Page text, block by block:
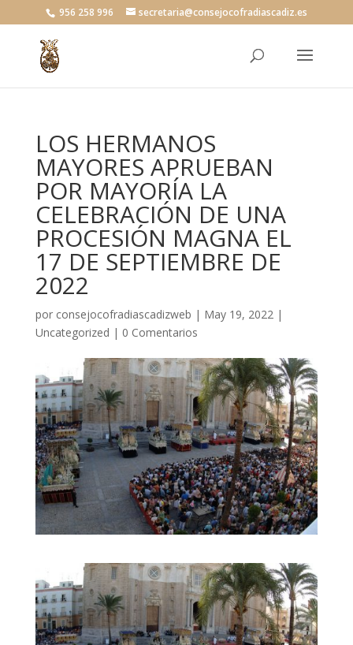
956 258 996 secretaria@consejocofradiascadiz.es
LOS HERMANOS
MAYORES APRUEBAN
POR MAYORÍA LA
CELEBRACIÓN DE UNA
PROCESIÓN MAGNA EL
17 DE SEPTIEMBRE DE
2022
por consejocofradiascadizweb | May 19, 2022|
Uncategorized | 0 Comentarios